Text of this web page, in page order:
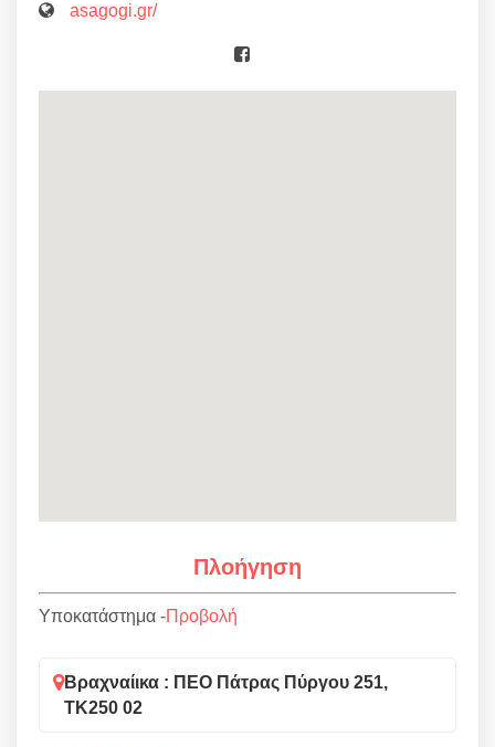
asagogi.gr/
Πλοήγηση
Υποκατάστημα -Προβολή
Βραχναίικα : ΠΕΟ Πάτρας Πύργου 251,
ΤΚ250 02